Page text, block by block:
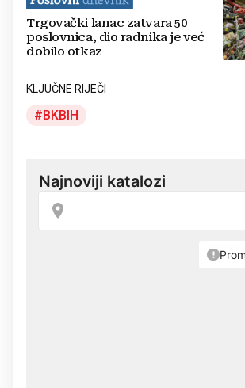
Trgovački lanac zatvara 50
poslovnica, dio radnika je već
dobilo otkaz
KLJUČNE RIJEČI
BKBIH